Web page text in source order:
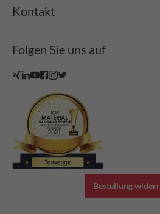
Kontakt
Folgen Sie uns auf
Bestellung